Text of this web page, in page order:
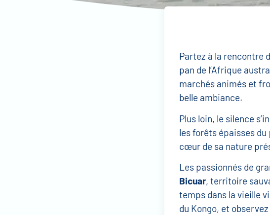
Partez à la rencontre
pan de l’Afrique
marchés animés et
belle ambiance.
Plus loin, le silence
les forêts épaisses du
cœur de sa nature
Les passionnés de
Bicuar, territoire
temps dans la vieille
du Kongo, et